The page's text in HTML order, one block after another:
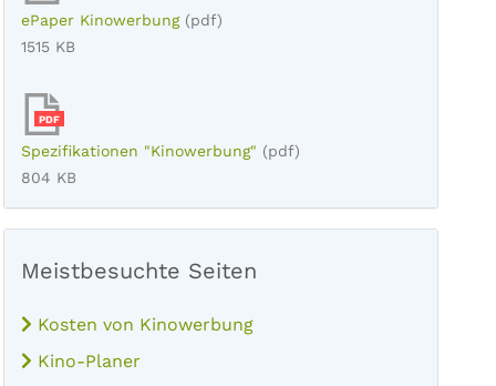
ePaper Kinowerbung (pdf)
1515 KB
PDF
Spezifikationen "Kinowerbung" (pdf)
804 KB
Meistbesuchte Seiten
Kosten von Kinowerbung
Kino-Planer